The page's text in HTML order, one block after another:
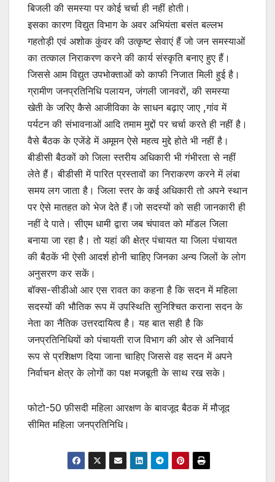
बिजली की समस्या पर कोई चर्चा ही नहीं होती।
इसका कारण विद्युत विभाग के अवर अभियंता बसंत बल्लभ
गहतोड़ी एवं अशोक कुंवर की उत्कृष्ट सेवाएं हैं जो जन समस्याओं
का तत्काल निराकरण करने की कार्य संस्कृति बनाए हुए हैं।
जिससे आम विद्युत उपभोक्ताओं को काफी निजात मिली हुई है।
ग्रामीण जनप्रतिनिधि पलायन, जंगली जानवरों, की समस्या
खेती के जरिए कैसे आजीविका के साधन बढ़ाए जाए ,गांव में
पर्यटन की संभावनाओं आदि तमाम मुद्दों पर चर्चा करते ही नहीं है।
वैसे बैठक के एजेंडे में अमूमन ऐसे महत्व मुद्दे होते भी नहीं है।
बीडीसी बैठकों को जिला स्तरीय अधिकारी भी गंभीरता से नहीं
लेते हैं। बीडीसी में पारित प्रस्तावों का निराकरण करने में लंबा
समय लग जाता है। जिला स्तर के कई अधिकारी तो अपने स्थान
पर ऐसे मातहत को भेज देते हैं।जो सदस्यों को सही जानकारी ही
नहीं दे पाते। सीएम धामी द्वारा जब चंपावत को मॉडल जिला
बनाया जा रहा है। तो यहां की क्षेत्र पंचायत या जिला पंचायत
की बैठकें भी ऐसी आदर्श होनी चाहिए जिनका अन्य जिलों के लोग
अनुसरण कर सकें।
बॉक्स-सीडीओ आर एस रावत का कहना है कि सदन में महिला
सदस्यों की भौतिक रूप में उपस्थिति सुनिश्चित कराना सदन के
नेता का नैतिक उत्तरदायित्व है। यह बात सही है कि
जनप्रतिनिधियों को पंचायती राज विभाग की ओर से अनिवार्य
रूप से प्रशिक्षण दिया जाना चाहिए जिससे वह सदन में अपने
निर्वाचन क्षेत्र के लोगों का पक्ष मजबूती के साथ रख सके।
फोटो-50 फ़ीसदी महिला आरक्षण के बावजूद बैठक में मौजूद
सीमित महिला जनप्रतिनिधि।